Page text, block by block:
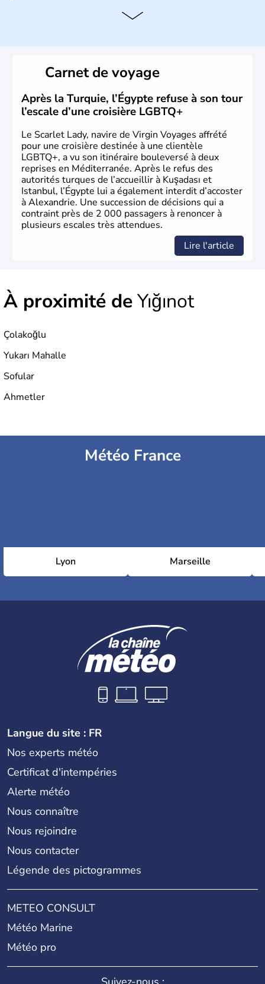
Histoire et administration
qui constitueront en 1299 les fondations de l'Empire
ottoman. Après avoir rattaché l'Anatolie et la Thrace
orientale au territoire turc, la République est proclamée
le 29 octobre 1923. Ankara remplace alors Istanbul au
titre de capitale du pays.
Carnet de voyage
Après la Turquie, l’Égypte refuse à son tour
l’escale d’une croisière LGBTQ+
Le Scarlet Lady, navire de Virgin Voyages affrété
pour une croisière destinée à une clientèle
LGBTQ+, a vu son itinéraire bouleversé à deux
reprises en Méditerranée. Après le refus des
autorités turques de l’accueillir à Kuşadası et
Istanbul, l’Égypte lui a également interdit d’accoster
à Alexandrie. Une succession de décisions qui a
contraint près de 2 000 passagers à renoncer à
plusieurs escales très attendues.
Lire l'article
À proximité deYığınot
Çolakoğlu
Yukarı Mahalle
Sofular
Ahmetler
Météo France
Lyon Marseille
Langue du site : FR
Nos experts météo
Certificat d'intempéries
Alerte météo
Nous connaître
Nous rejoindre
Nous contacter
Légende des pictogrammes
METEO CONSULT
Météo Marine
Météo pro